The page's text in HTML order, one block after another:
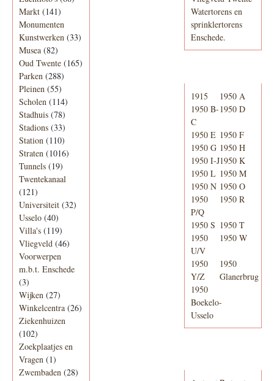
Markt (141)
Monumenten
Kunstwerken (33)
Musea (82)
Oud Twente (165)
Parken (288)
Pleinen (55)
Scholen (114)
Stadhuis (78)
Stadions (33)
Station (110)
Straten (1016)
Tunnels (19)
Twentekanaal
(121)
Universiteit (32)
Usselo (40)
Villa's (119)
Vliegveld (46)
Voorwerpen
m.b.t. Enschede
(3)
Wijken (27)
Winkelcentra (26)
Ziekenhuizen
(102)
Zoekplaatjes en
Vragen (1)
Zwembaden (28)
Watertorens en
sprinklertorens
Enschede.
1915
1950 A
1950 B-
C
1950 D
1950 E 1950 F
1950 G 1950 H
1950 I-J1950 K
1950 L 1950 M
1950 N 1950 O
1950
P/Q
1950 R
1950 S 1950 T
1950
U/V
1950 W
1950
Y/Z
1950
Glanerbrug
1950
Boekelo-
Usselo